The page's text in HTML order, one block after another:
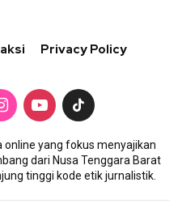
Privacy Policy
online yang fokus menyajikan
dari Nusa Tenggara Barat
tinggi kode etik jurnalistik.